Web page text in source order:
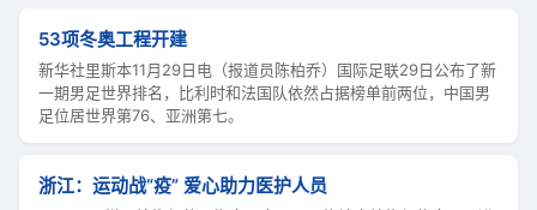
53项冬奥工程开建
新华社里斯本11月29日电（报道员陈柏乔）国际足联29日公布了新
一期男足世界排名，比利时和法国队依然占据榜单前两位，中国男
足位居世界第76、亚洲第七。
浙江：运动战“疫” 爱心助力医护人员